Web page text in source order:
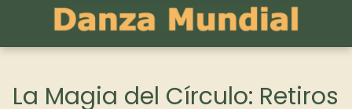
La Magia del Círculo: Retiros